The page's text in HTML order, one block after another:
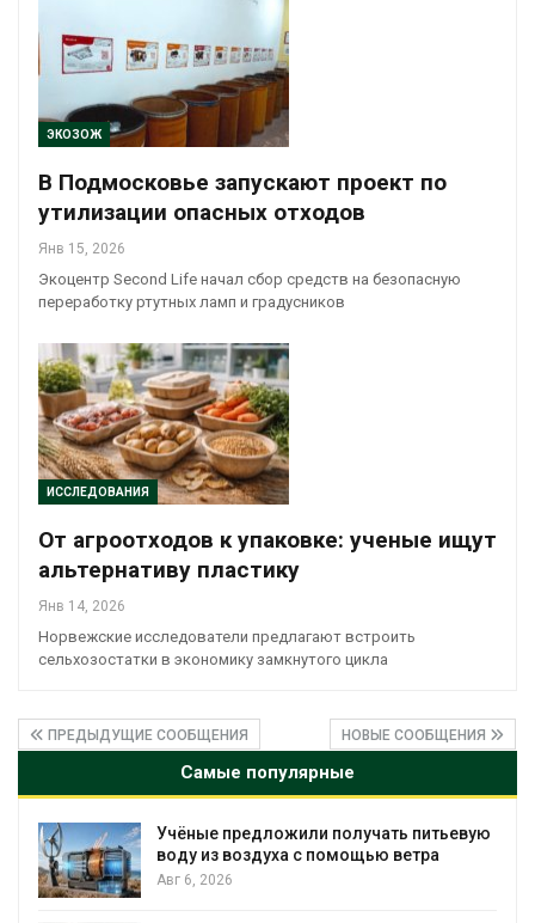
ЭКОЗОЖ
В Подмосковье запускают проект по
утилизации опасных отходов
Янв 15, 2026
Экоцентр Second Life начал сбор средств на безопасную
переработку ртутных ламп и градусников
ИССЛЕДОВАНИЯ
От агроотходов к упаковке: ученые ищут
альтернативу пластику
Янв 14, 2026
Норвежские исследователи предлагают встроить
сельхозостатки в экономику замкнутого цикла
ПРЕДЫДУЩИЕ СООБЩЕНИЯ НОВЫЕ СООБЩЕНИЯ
Самые популярные
Учёные предложили получать питьевую
воду из воздуха с помощью ветра
Авг 6, 2026